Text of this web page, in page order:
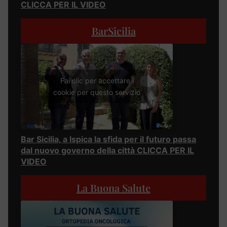
CLICCA PER IL VIDEO
BarSicilia
Fai clic per accettare i
cookie per questo servizio
Bar Sicilia, a Ispica la sfida per il futuro passa
dal nuovo governo della città CLICCA PER IL
VIDEO
La Buona Salute